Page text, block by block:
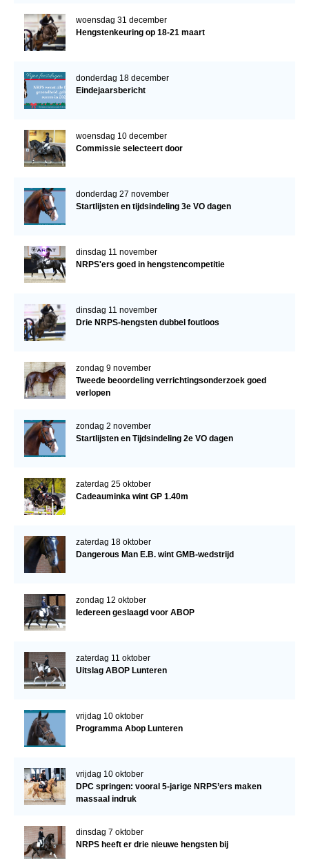
woensdag 31 december
Hengstenkeuring op 18-21 maart
donderdag 18 december
Eindejaarsbericht
woensdag 10 december
Commissie selecteert door
donderdag 27 november
Startlijsten en tijdsindeling 3e VO dagen
dinsdag 11 november
NRPS'ers goed in hengstencompetitie
dinsdag 11 november
Drie NRPS-hengsten dubbel foutloos
zondag 9 november
Tweede beoordeling verrichtingsonderzoek goed
verlopen
zondag 2 november
Startlijsten en Tijdsindeling 2e VO dagen
zaterdag 25 oktober
Cadeauminka wint GP 1.40m
zaterdag 18 oktober
Dangerous Man E.B. wint GMB-wedstrijd
zondag 12 oktober
Iedereen geslaagd voor ABOP
zaterdag 11 oktober
Uitslag ABOP Lunteren
vrijdag 10 oktober
Programma Abop Lunteren
vrijdag 10 oktober
DPC springen: vooral 5-jarige NRPS’ers maken
massaal indruk
dinsdag 7 oktober
NRPS heeft er drie nieuwe hengsten bij